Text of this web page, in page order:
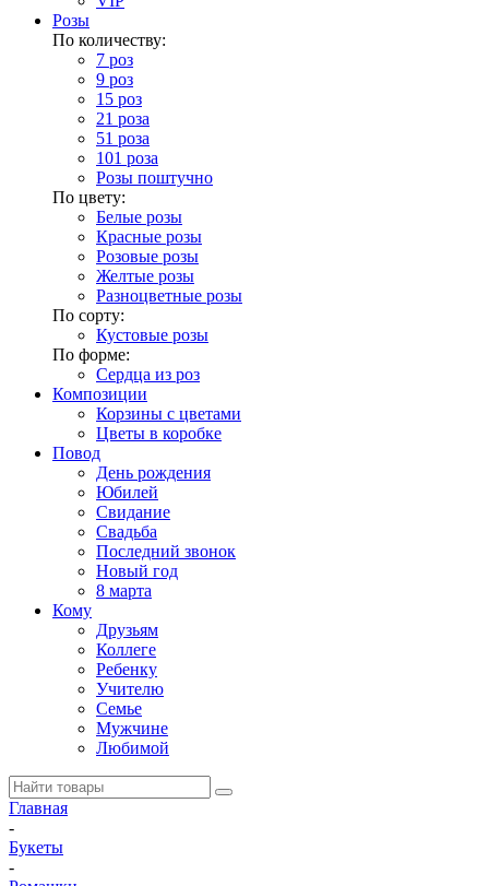
Розы
По количеству:
7 роз
9 роз
15 роз
21 роза
51 роза
101 роза
Розы поштучно
По цвету:
Белые розы
Красные розы
Розовые розы
Желтые розы
Разноцветные розы
По сорту:
Кустовые розы
По форме:
Сердца из роз
Композиции
Корзины с цветами
Цветы в коробке
Повод
День рождения
Юбилей
Свидание
Свадьба
Последний звонок
Новый год
8 марта
Кому
Друзьям
Коллеге
Ребенку
Учителю
Семье
Мужчине
Любимой
Главная
-
Букеты
-